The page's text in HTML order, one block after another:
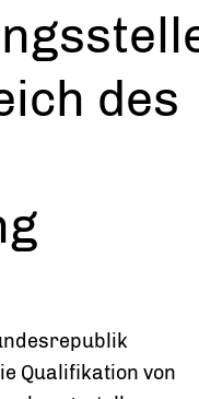
des
Qualifikation von